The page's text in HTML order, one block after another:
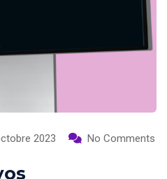
2023 No Comments